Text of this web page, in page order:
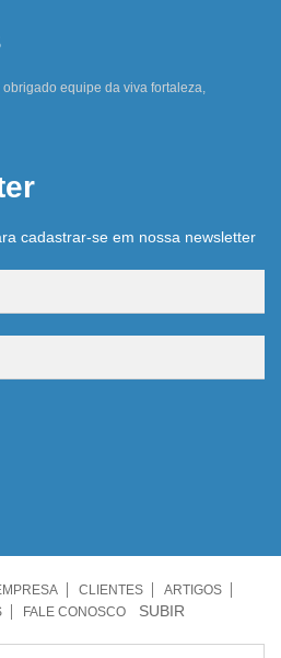
equipe da viva fortaleza,
cadastrar-se em nossa newsletter
CLIENTES
ARTIGOS
FALE CONOSCO SUBIR